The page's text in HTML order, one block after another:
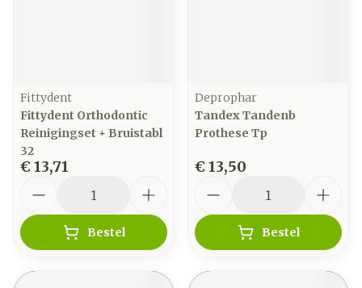
Fittydent
Fittydent Orthodontic
Reinigingset + Bruistabl
32
€ 13,71
Bestel
Deprophar
Tandex Tandenb
Prothese Tp
€ 13,50
Bestel